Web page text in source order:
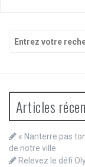
Recherche
pour
Articles
« Nanterre pas
de notre ville
Relevez le défi